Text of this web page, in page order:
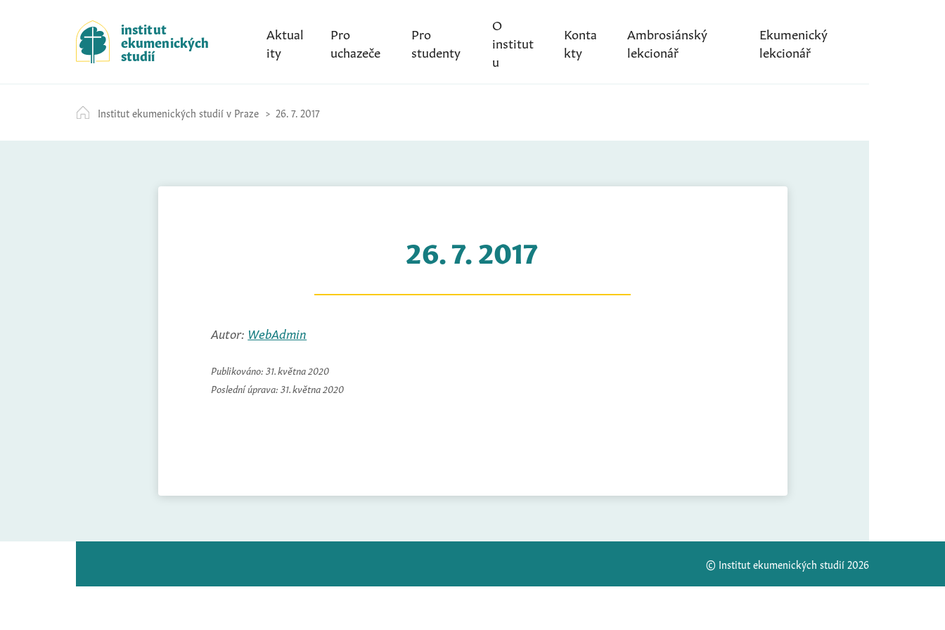
k
i
p
t
c
o
institut
ekumenických
studií
Aktual
ity
Pro
uchazeče
Pro
studenty
O
institut
u
Konta
kty
Ambrosiánský
lekcionář
Ekumenický
lekcionář
Institut ekumenických studií v Praze 26. 7. 2017
26. 7. 2017
Autor: WebAdmin
Publikováno: 31. května 2020
Poslední úprava: 31. května 2020
© Institut ekumenických studií 2026